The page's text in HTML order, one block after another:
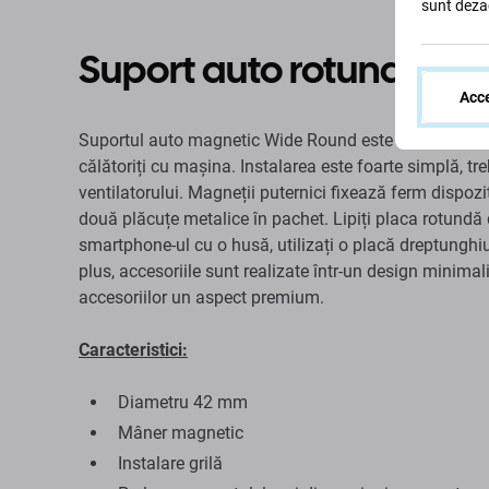
Suport auto rotund lat
Suportul auto magnetic Wide Round este un
călătoriți cu mașina. Instalarea este foarte simplă,
ventilatorului. Magneții puternici fixează ferm
două plăcuțe metalice în pachet. Lipiți placa
smartphone-ul cu o husă, utilizați o placă
plus, accesoriile sunt realizate într-un design
accesoriilor un aspect premium.
Caracteristici:
Diametru 42 mm
Mâner magnetic
Instalare grilă
sunt